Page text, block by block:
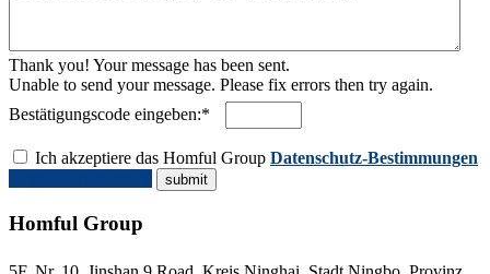
Thank you! Your message has been sent.
Unable to send your message. Please fix errors then try again.
Bestätigungscode eingeben:*
Ich akzeptiere das Homful Group Datenschutz-Bestimmungen
Homful Group